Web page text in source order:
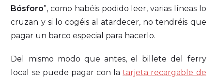
Bósforo”, como habéis podido leer, varias líneas lo
cruzan y si lo cogéis al atardecer, no tendréis que
pagar un barco especial para hacerlo.
Del mismo modo que antes, el billete del ferry
local se puede pagar con latarjeta recargable de